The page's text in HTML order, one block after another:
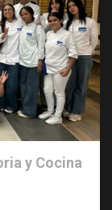
y Cocina